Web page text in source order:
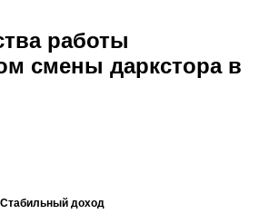
работы
смены даркстора в
Стабильный доход